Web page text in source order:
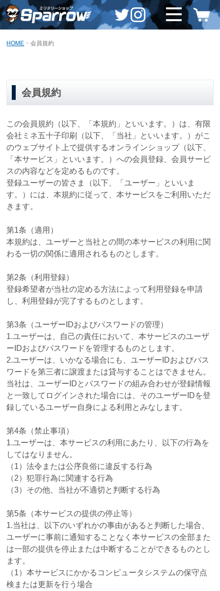
HOME 会員規約
会員規約
この会員規約（以下、「本規約」といいます。）は、有限
会社ミネ五十子印刷（以下、「当社」といいます。）がこ
のウェブサイト上で提供するオンラインショップ（以下、
「本サービス」といいます。）への会員登録、会員サービ
スの内容などを定めるものです。
登録ユーザーの皆さま（以下、「ユーザー」といいま
す。）には、本規約に従って、本サービスをご利用いただ
きます。
第1条（適用）
本規約は、ユーザーと当社との間の本サービスの利用に関
わる一切の関係に適用されるものとします。
第2条（利用登録）
登録希望者が当社の定める方法によって利用登録を申請
し、利用登録が完了するものとします。
第3条（ユーザーIDおよびパスワードの管理）
1.ユーザーは、自己の責任において、本サービスのユーザ
ーIDおよびパスワードを管理するものとします。
2.ユーザーは、いかなる場合にも、ユーザーIDおよびパス
ワードを第三者に譲渡または貸与することはできません。
当社は、ユーザーIDとパスワードの組み合わせが登録情報
と一致してログインされた場合には、そのユーザーIDを登
録しているユーザー自身による利用とみなします。
第4条（禁止事項）
1.ユーザーは、本サービスの利用にあたり、以下の行為を
してはなりません。
（1）法令または公序良俗に違反する行為
（2）犯罪行為に関連する行為
（3）その他、当社が不適切と判断する行為
第5条（本サービスの提供の停止等）
1.当社は、以下のいずれかの事由があると判断した場合、
ユーザーに事前に通知することなく本サービスの全部また
は一部の提供を停止または中断することができるものとし
ます。
（1）本サービスにかかるコンピュータシステムの保守点
検または更新を行う場合